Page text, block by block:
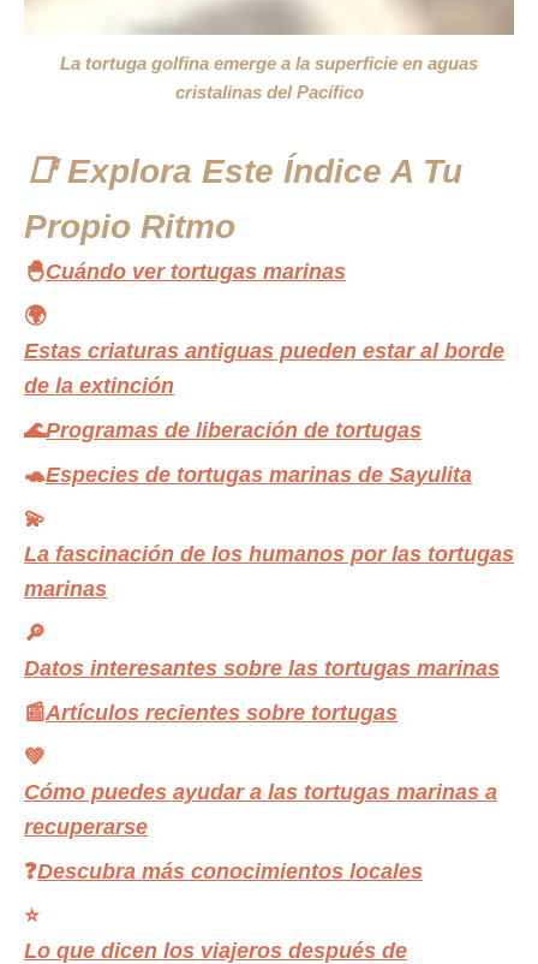
📑 Explora Este Índice A Tu
Propio Ritmo
🐣Cuándo ver tortugas marinas
🌍
Estas criaturas antiguas pueden estar al borde
de la extinción
🌊Programas de liberación de tortugas
🐢Especies de tortugas marinas de Sayulita
💫
La fascinación de los humanos por las tortugas
marinas
🔎
Datos interesantes sobre las tortugas marinas
📰Artículos recientes sobre tortugas
💚
Cómo puedes ayudar a las tortugas marinas a
recuperarse
❓Descubra más conocimientos locales
⭐
Lo que dicen los viajeros después de
La tortuga golfina emerge a la superficie en aguas
cristalinas del Pacífico